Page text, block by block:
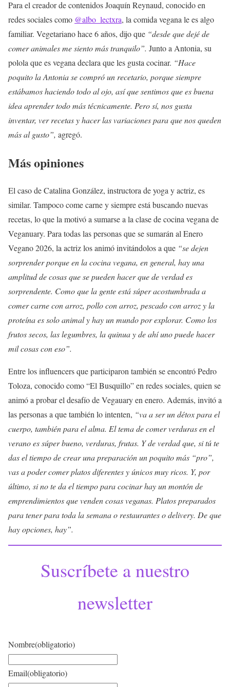
Para el creador de contenidos Joaquín Reynaud, conocido en
redes sociales como @albo_lectxra, la comida vegana le es algo
familiar. Vegetariano hace 6 años, dijo que “desde que dejé de
comer animales me siento más tranquilo”. Junto a Antonia, su
polola que es vegana declara que les gusta cocinar. “Hace
poquito la Antonia se compró un recetario, porque siempre
estábamos haciendo todo al ojo, así que sentimos que es buena
idea aprender todo más técnicamente. Pero sí, nos gusta
inventar, ver recetas y hacer las variaciones para que nos queden
más al gusto”, agregó.
Más opiniones
El caso de Catalina González, instructora de yoga y actriz, es
similar. Tampoco come carne y siempre está buscando nuevas
recetas, lo que la motivó a sumarse a la clase de cocina vegana de
Veganuary. Para todas las personas que se sumarán al Enero
Vegano 2026, la actriz los animó invitándolos a que “se dejen
sorprender porque en la cocina vegana, en general, hay una
amplitud de cosas que se pueden hacer que de verdad es
sorprendente. Como que la gente está súper acostumbrada a
comer carne con arroz, pollo con arroz, pescado con arroz y la
proteína es solo animal y hay un mundo por explorar. Como los
frutos secos, las legumbres, la quinua y de ahí uno puede hacer
mil cosas con eso”.
Entre los influencers que participaron también se encontró Pedro
Toloza, conocido como “El Busquillo” en redes sociales, quien se
animó a probar el desafío de Vegauary en enero. Además, invitó a
las personas a que también lo intenten, “va a ser un détox para el
cuerpo, también para el alma. El tema de comer verduras en el
verano es súper bueno, verduras, frutas. Y de verdad que, si tú te
das el tiempo de crear una preparación un poquito más “pro”,
vas a poder comer platos diferentes y únicos muy ricos. Y, por
último, si no te da el tiempo para cocinar hay un montón de
emprendimientos que venden cosas veganas. Platos preparados
para tener para toda la semana o restaurantes o delivery. De que
hay opciones, hay”.
Suscríbete a nuestro
newsletter
Nombre(obligatorio)
Email(obligatorio)